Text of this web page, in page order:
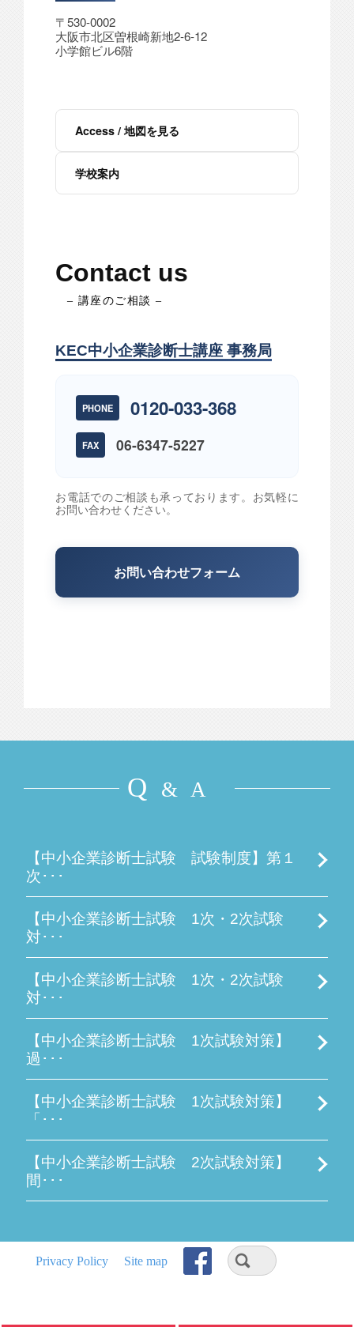
〒530-0002
大阪市北区曽根崎新地2-6-12
小学館ビル6階
Access / 地図を見る
学校案内
Contact us
– 講座のご相談 –
KEC中小企業診断士講座 事務局
PHONE 0120-033-368
FAX 06-6347-5227
お電話でのご相談も承っております。お気軽に
お問い合わせください。
お問い合わせフォーム
Q & A
【中小企業診断士試験 試験制度】第１
次･･･
【中小企業診断士試験 1次・2次試験
対･･･
【中小企業診断士試験 1次・2次試験
対･･･
【中小企業診断士試験 1次試験対策】
過･･･
【中小企業診断士試験 1次試験対策】
「･･･
【中小企業診断士試験 2次試験対策】
間･･･
Privacy Policy Site map